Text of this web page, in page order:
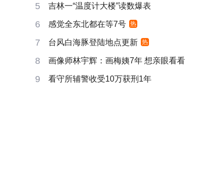
5 吉林一“温度计大楼”读数爆表
6 感觉全东北都在等7号 热
7 台风白海豚登陆地点更新 热
8 画像师林宇辉：画梅姨7年 想亲眼看看
9 看守所辅警收受10万获刑1年